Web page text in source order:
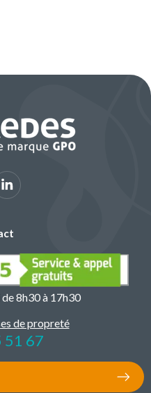
8h30 à 17h30
de propreté
51 67